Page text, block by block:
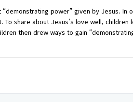
power” given by Jesus.
share about Jesus’s love well,
then drew ways to gain